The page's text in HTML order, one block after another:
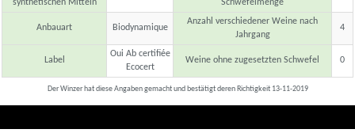
synthetischen Mitteln
Schwefelmenge
Anbauart Biodynamique
Anzahl verschiedener Weine nach
Jahrgang
4
Label
Oui Ab certifiée
Ecocert
Weine ohne zugesetzten Schwefel 0
Der Winzer hat diese Angaben gemacht und bestätigt deren Richtigkeit 13-11-2019